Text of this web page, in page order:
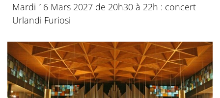
Mardi 16 Mars 2027 de 20h30 à 22h : concert
Urlandi Furiosi